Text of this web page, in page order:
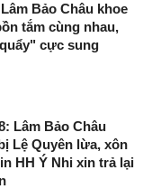
Bảo Châu khoe
tắm cùng nhau,
cực sung
Lâm Bảo Châu
Lệ Quyên lừa, xôn
HH Ý Nhi xin trả lại